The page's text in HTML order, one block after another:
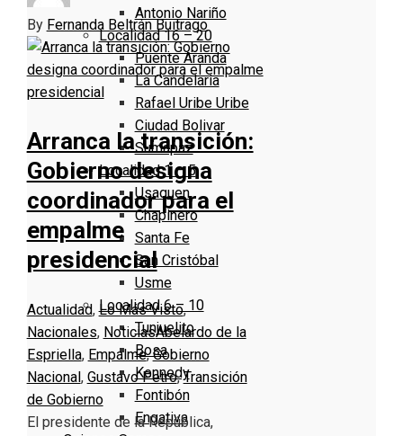
Antonio Nariño
Localidad 16 – 20
Puente Aranda
La Candelaria
Rafael Uribe Uribe
Ciudad Bolivar
Sumapaz
Localidad 1 – 5
Usaquen
Chapinero
Santa Fe
San Cristóbal
Usme
Localidad 6 – 10
Tunjuelito
Bosa
Kennedy
Fontibón
Engativa
By Fernanda Beltrán Buitrago
Arranca la transición:
Gobierno designa
coordinador para el
empalme
presidencial
Actualidad,Lo Más Visto,
Nacionales, NoticiasAbelardo de la
Espriella, Empalme,Gobierno
Nacional , Gustavo Petro,Transición
de Gobierno
El presidente de la República,